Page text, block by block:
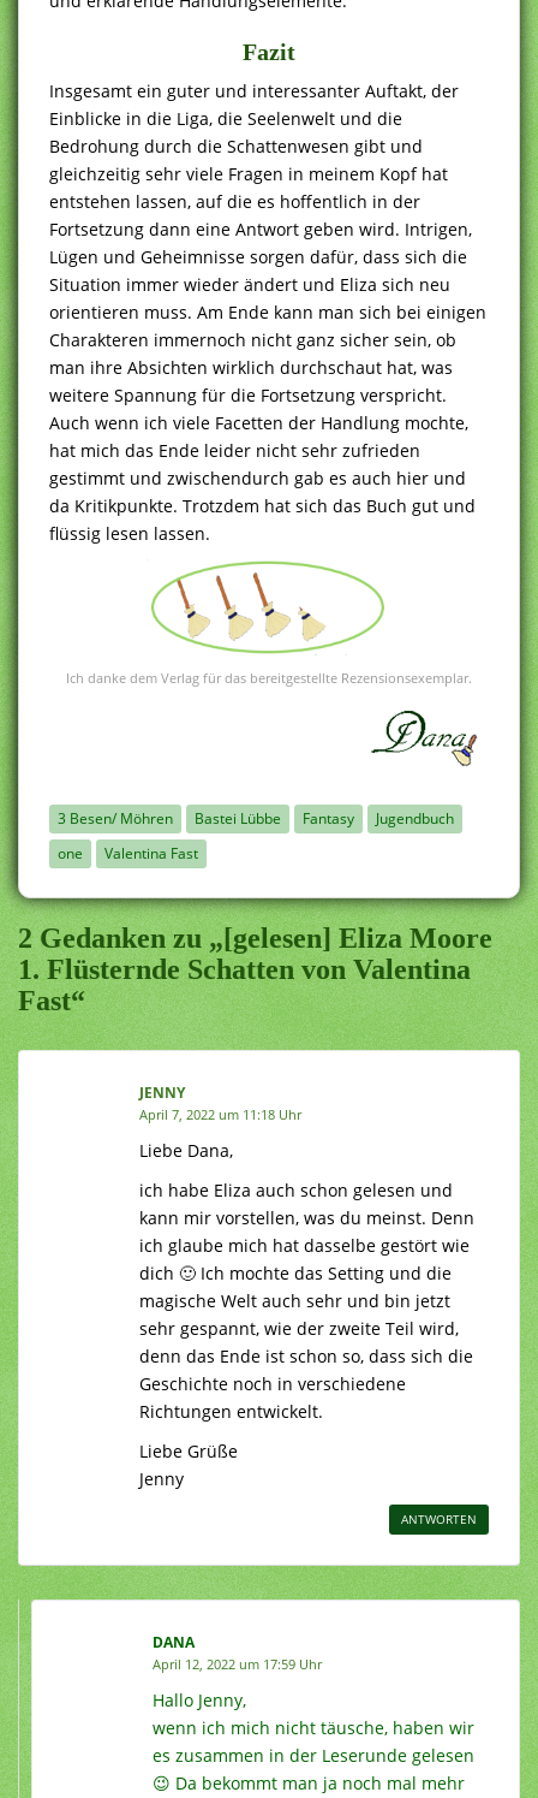
Fazit
Insgesamt ein guter und interessanter Auftakt, der
Einblicke in die Liga, die Seelenwelt und die
Bedrohung durch die Schattenwesen gibt und
gleichzeitig sehr viele Fragen in meinem Kopf hat
entstehen lassen, auf die es hoffentlich in der
Fortsetzung dann eine Antwort geben wird. Intrigen,
Lügen und Geheimnisse sorgen dafür, dass sich die
Situation immer wieder ändert und Eliza sich neu
orientieren muss. Am Ende kann man sich bei einigen
Charakteren immernoch nicht ganz sicher sein, ob
man ihre Absichten wirklich durchschaut hat, was
weitere Spannung für die Fortsetzung verspricht.
Auch wenn ich viele Facetten der Handlung mochte,
hat mich das Ende leider nicht sehr zufrieden
gestimmt und zwischendurch gab es auch hier und
da Kritikpunkte. Trotzdem hat sich das Buch gut und
flüssig lesen lassen.
Ich danke dem Verlag für das bereitgestellte Rezensionsexemplar.
3 Besen/ Möhren Bastei Lübbe Fantasy
Jugendbuch
one
Valentina Fast
2 Gedanken zu „[gelesen] Eliza Moore
1. Flüsternde Schatten von Valentina
Fast“
JENNY
April 7, 2022 um 11:18 Uhr
Liebe Dana,
ich habe Eliza auch schon gelesen und
kann mir vorstellen, was du meinst. Denn
ich glaube mich hat dasselbe gestört wie
dich 🙂 Ich mochte das Setting und die
magische Welt auch sehr und bin jetzt
sehr gespannt, wie der zweite Teil wird,
denn das Ende ist schon so, dass sich die
Geschichte noch in verschiedene
Richtungen entwickelt.
Liebe Grüße
Jenny
ANTWORTEN
DANA
April 12, 2022 um 17:59 Uhr
Hallo Jenny,
wenn ich mich nicht täusche, haben wir
es zusammen in der Leserunde gelesen
😉 Da bekommt man ja noch mal mehr